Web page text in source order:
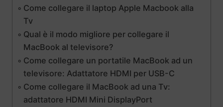
Come collegare il laptop Apple Macbook alla
Tv
Qual è il modo migliore per collegare il
MacBook al televisore?
Come collegare un portatile MacBook ad un
televisore: Adattatore HDMI per USB-C
Come collegare il MacBook ad una Tv:
adattatore HDMI Mini DisplayPort